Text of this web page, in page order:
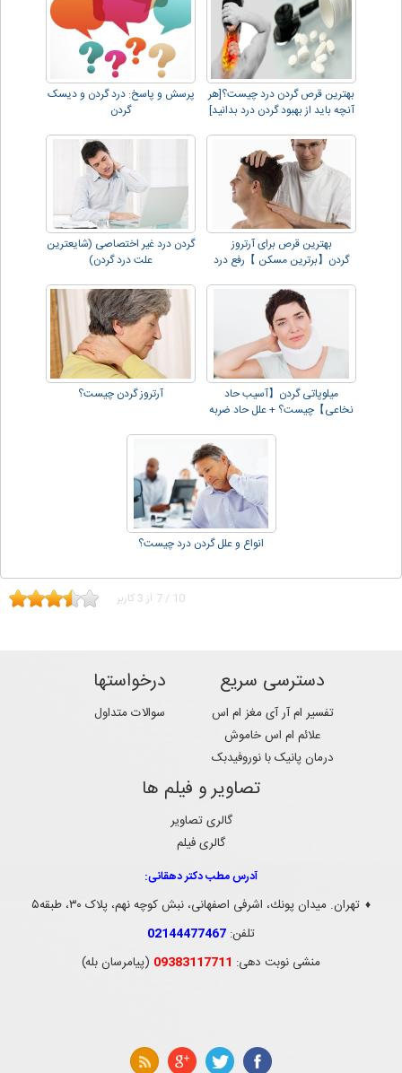
بهترین قرص گردن درد چیست؟[هر
آنچه باید از بهبود گردن درد بدانید]
پرسش و پاسخ: درد گردن و دیسک
گردن
بهترین قرص برای آرتروز
گردن【برترین مسکن 】رفع درد
گردن درد غیر اختصاصی (شایعترین
علت درد گردن)
میلوپاتی گردن【آسیب حاد
نخاعی】چیست؟ + علل حاد ضربه
آرتروز گردن چیست؟
انواع و علل گردن درد چیست؟
7 / 10 از 3 کاربر
دسترسی سریع
تفسیر ام آر آی مغز ام اس
علائم ام اس خاموش
درمان پانیک با نوروفیدبک
درخواستها
سوالات متداول
تصاویر و فیلم ها
گالری تصاویر
گالری فیلم
آدرس مطب دکتر دهقانی:
♦ تهران. ميدان پونك، اشرفی اصفهانی، نبش کوچه نهم، پلاک ۳۰، طبقه۵
تلفن: 02144477467
منشی نوبت دهی: 09383117711 (پیامرسان بله)